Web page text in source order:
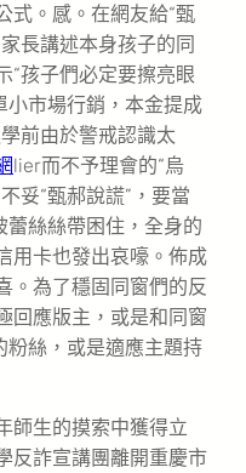
式。感。在網友給“甄
長講述本身孩子的同
“孩子們必定要擦亮眼
小市場行銷，本金提成
前由於警戒認識太
lier而不予理會的“烏
妥“甄郝說謊”，要當
蕾絲絲帶困住，全身的
用卡也發出哀嚎。佈成
。為了穩固同窗們的反
回應版主，或是和同窗
粉絲，或是適應主題持
師生的摸索中獲得立
反詐宣講團離開重慶市